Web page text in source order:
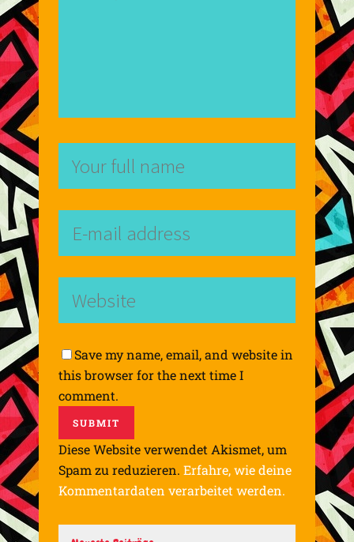
Save my name, email, and website in
this browser for the next time I
comment.
Diese Website verwendet Akismet, um
Spam zu reduzieren. Erfahre, wie deine
Kommentardaten verarbeitet werden.